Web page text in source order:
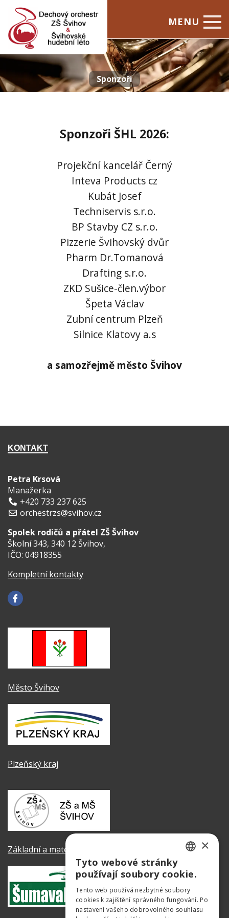
MENU
Úvod
Dechový orchestr
Švihovské hudební léto
Sponzoři
Sponzoři ŠHL 2026:
Projekční kancelář Černý
Inteva Products cz
Kubát Josef
Techniservis s.r.o.
BP Stavby CZ s.r.o.
Pizzerie Švihovský dvůr
Pharm Dr.Tomanová
Drafting s.r.o.
ZKD Sušice-člen.výbor
Špeta Václav
Zubní centrum Plzeň
Silnice Klatovy a.s
a samozřejmě město Švihov
KONTAKT
Petra Krsová
Manažerka
+420 733 237 625
orchestrzs@svihov.cz
Spolek rodičů a přátel ZŠ Švihov
Školní 343, 340 12 Švihov,
IČO: 04918355
Kompletní kontakty
Město Švihov
Plzeňský kraj
Základní a mateřská škola Švihov
ENGLISH
×
Tyto webové stránky
používají soubory cookie.
Tento web používá nezbytné soubory
cookies k zajištění správného fungování. Po
nastavení vašeho dobrovolného souhlasu